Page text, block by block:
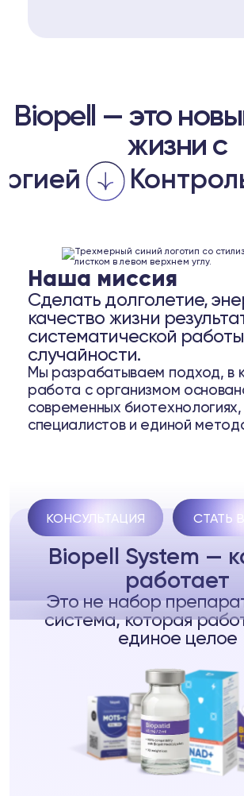
Biopell — это
жизни с
Энергией
Наша миссия
Сделать долголетие,
качество жизни
систематической
случайности.
Мы разрабатываем подход, в
работа с организмом
современных
специалистов и единой
КОНСУЛЬТАЦИЯ СТАТЬ
Biopell — системный подход к
Biopell —
возвращает
7+ лет практики. 7
гормонов
метаболизма
долголетия
ПОДОБРАТЬ СИСТЕМУ
Biopell System —
работает
Это не набор
система, которая
единое целое